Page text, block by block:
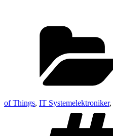
of Things, IT Systemelektroniker,